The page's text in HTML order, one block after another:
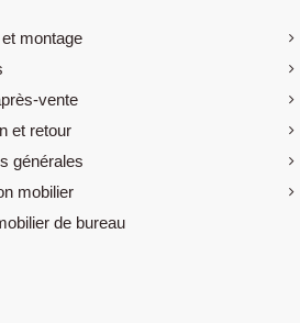
montage
vente
et retour
générales
mobilier
de bureau